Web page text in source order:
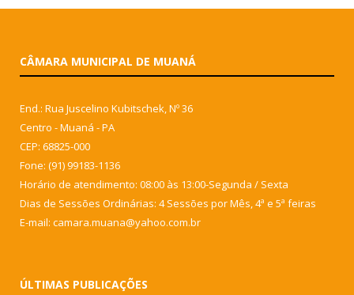
CÂMARA MUNICIPAL DE MUANÁ
End.: Rua Juscelino Kubitschek, Nº 36
Centro - Muaná - PA
CEP: 68825-000
Fone: (91) 99183-1136
Horário de atendimento: 08:00 às 13:00-Segunda / Sexta
Dias de Sessões Ordinárias: 4 Sessões por Mês, 4ª e 5ª feiras
E-mail: camara.muana@yahoo.com.br
ÚLTIMAS PUBLICAÇÕES